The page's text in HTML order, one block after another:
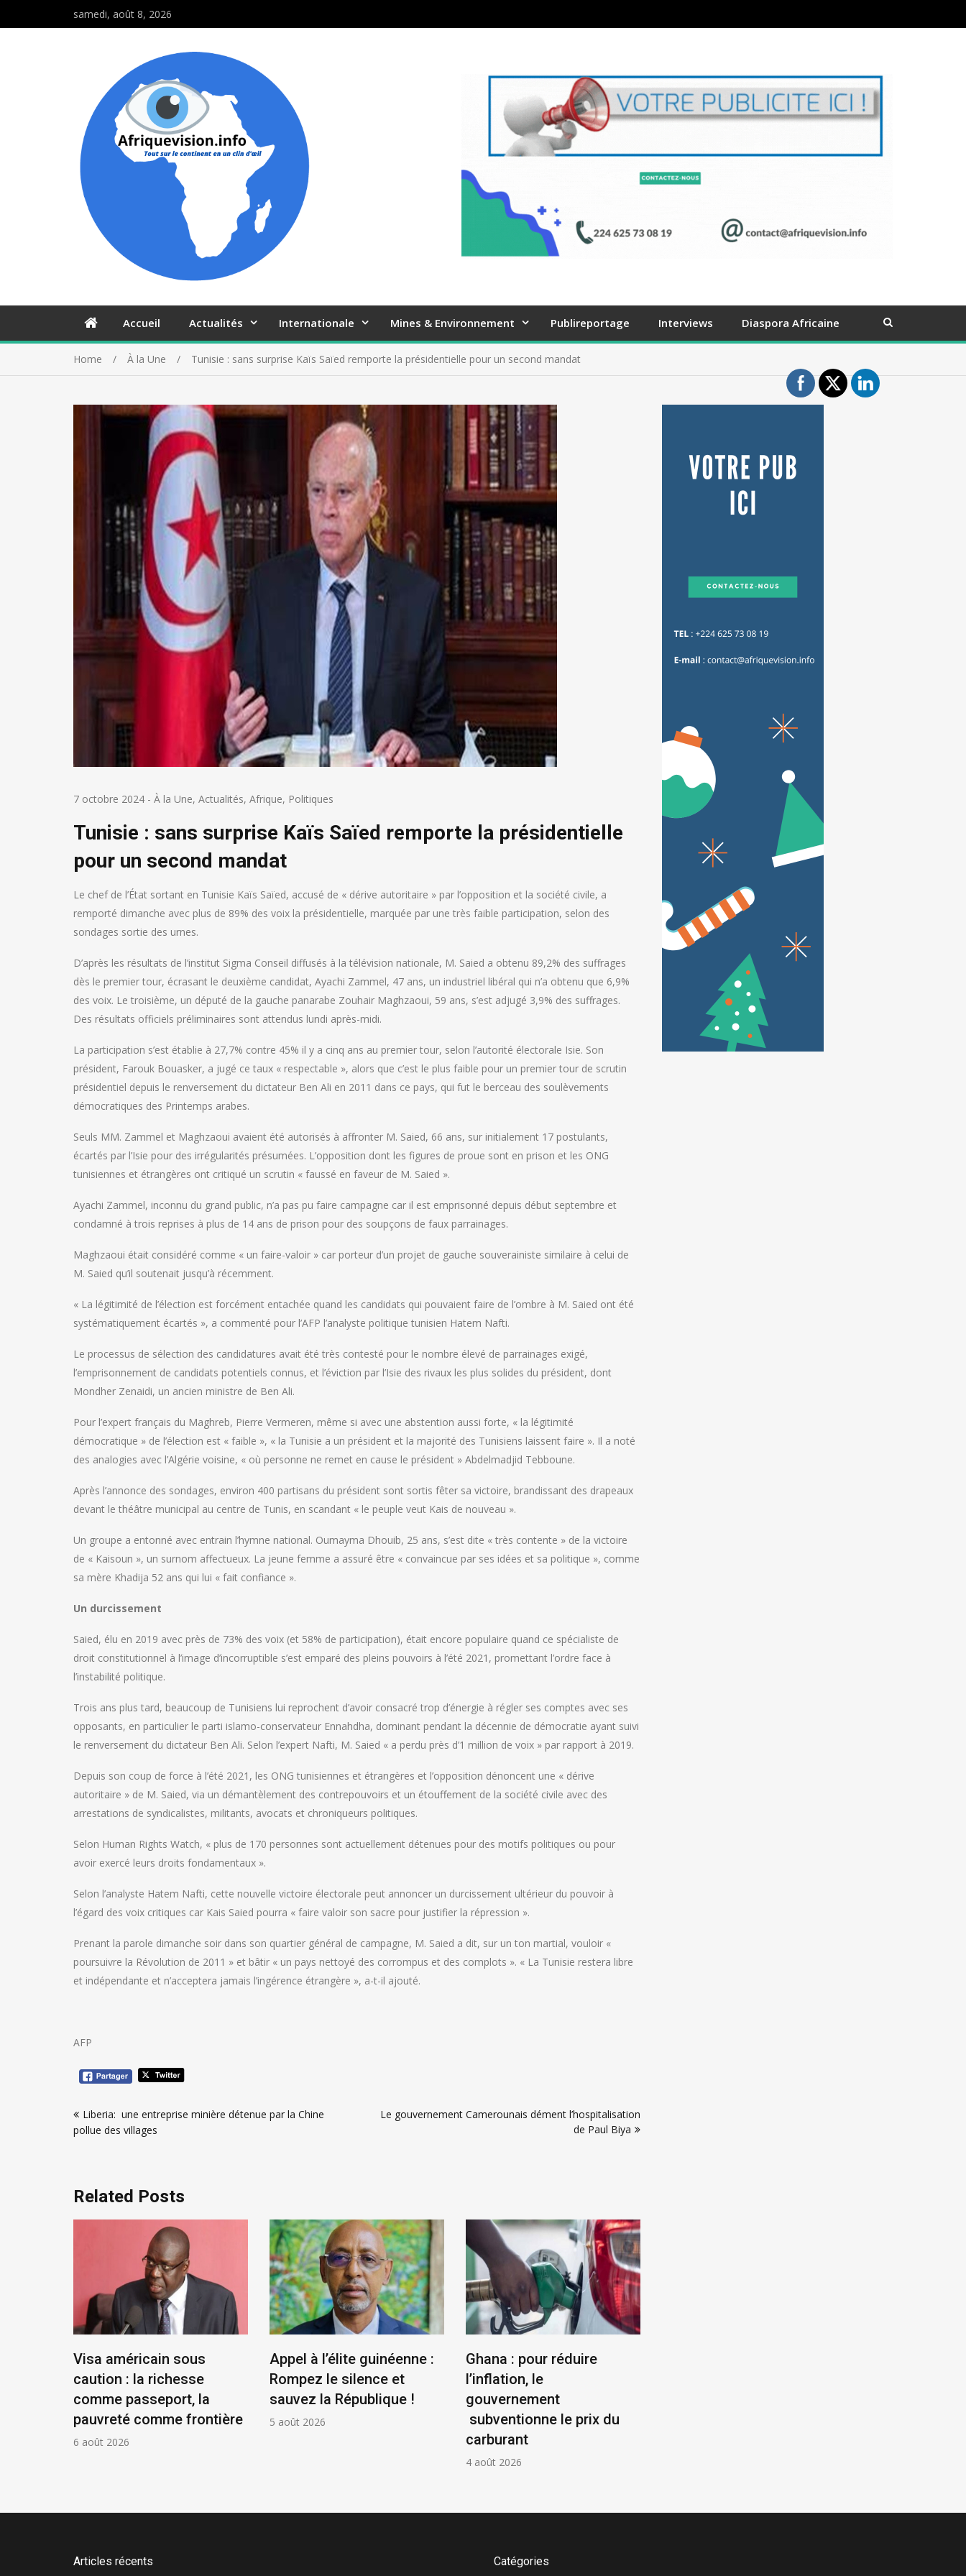
samedi, août 8, 2026
Accueil Actualités Internationale Mines & Environnement Publireportage Interviews Diaspora Africaine
Home À la Une Tunisie : sans surprise Kaïs Saïed remporte la présidentielle pour un second mandat
7 octobre 2024 - À la Une, Actualités, Afrique, Politiques
Tunisie : sans surprise Kaïs Saïed remporte la présidentielle
pour un second mandat
Le chef de l’État sortant en Tunisie Kaïs Saïed, accusé de « dérive autoritaire » par l’opposition et la société civile, a
remporté dimanche avec plus de 89% des voix la présidentielle, marquée par une très faible participation, selon des
sondages sortie des urnes.
D’après les résultats de l’institut Sigma Conseil diffusés à la télévision nationale, M. Saied a obtenu 89,2% des suffrages
dès le premier tour, écrasant le deuxième candidat, Ayachi Zammel, 47 ans, un industriel libéral qui n’a obtenu que 6,9%
des voix. Le troisième, un député de la gauche panarabe Zouhair Maghzaoui, 59 ans, s’est adjugé 3,9% des suffrages.
Des résultats officiels préliminaires sont attendus lundi après-midi.
La participation s’est établie à 27,7% contre 45% il y a cinq ans au premier tour, selon l’autorité électorale Isie. Son
président, Farouk Bouasker, a jugé ce taux « respectable », alors que c’est le plus faible pour un premier tour de scrutin
présidentiel depuis le renversement du dictateur Ben Ali en 2011 dans ce pays, qui fut le berceau des soulèvements
démocratiques des Printemps arabes.
Seuls MM. Zammel et Maghzaoui avaient été autorisés à affronter M. Saied, 66 ans, sur initialement 17 postulants,
écartés par l’Isie pour des irrégularités présumées. L’opposition dont les figures de proue sont en prison et les ONG
tunisiennes et étrangères ont critiqué un scrutin « faussé en faveur de M. Saied ».
Ayachi Zammel, inconnu du grand public, n’a pas pu faire campagne car il est emprisonné depuis début septembre et
condamné à trois reprises à plus de 14 ans de prison pour des soupçons de faux parrainages.
Maghzaoui était considéré comme « un faire-valoir » car porteur d’un projet de gauche souverainiste similaire à celui de
M. Saied qu’il soutenait jusqu’à récemment.
« La légitimité de l’élection est forcément entachée quand les candidats qui pouvaient faire de l’ombre à M. Saied ont été
systématiquement écartés », a commenté pour l’AFP l’analyste politique tunisien Hatem Nafti.
Le processus de sélection des candidatures avait été très contesté pour le nombre élevé de parrainages exigé,
l’emprisonnement de candidats potentiels connus, et l’éviction par l’Isie des rivaux les plus solides du président, dont
Mondher Zenaidi, un ancien ministre de Ben Ali.
Pour l’expert français du Maghreb, Pierre Vermeren, même si avec une abstention aussi forte, « la légitimité
démocratique » de l’élection est « faible », « la Tunisie a un président et la majorité des Tunisiens laissent faire ». Il a noté
des analogies avec l’Algérie voisine, « où personne ne remet en cause le président » Abdelmadjid Tebboune.
Après l’annonce des sondages, environ 400 partisans du président sont sortis fêter sa victoire, brandissant des drapeaux
devant le théâtre municipal au centre de Tunis, en scandant « le peuple veut Kais de nouveau ».
Un groupe a entonné avec entrain l’hymne national. Oumayma Dhouib, 25 ans, s’est dite « très contente » de la victoire
de « Kaisoun », un surnom affectueux. La jeune femme a assuré être « convaincue par ses idées et sa politique », comme
sa mère Khadija 52 ans qui lui « fait confiance ».
Un durcissement
Saied, élu en 2019 avec près de 73% des voix (et 58% de participation), était encore populaire quand ce spécialiste de
droit constitutionnel à l’image d’incorruptible s’est emparé des pleins pouvoirs à l’été 2021, promettant l’ordre face à
l’instabilité politique.
Trois ans plus tard, beaucoup de Tunisiens lui reprochent d’avoir consacré trop d’énergie à régler ses comptes avec ses
opposants, en particulier le parti islamo-conservateur Ennahdha, dominant pendant la décennie de démocratie ayant suivi
le renversement du dictateur Ben Ali. Selon l’expert Nafti, M. Saied « a perdu près d’1 million de voix » par rapport à 2019.
Depuis son coup de force à l’été 2021, les ONG tunisiennes et étrangères et l’opposition dénoncent une « dérive
autoritaire » de M. Saied, via un démantèlement des contrepouvoirs et un étouffement de la société civile avec des
arrestations de syndicalistes, militants, avocats et chroniqueurs politiques.
Selon Human Rights Watch, « plus de 170 personnes sont actuellement détenues pour des motifs politiques ou pour
avoir exercé leurs droits fondamentaux ».
Selon l’analyste Hatem Nafti, cette nouvelle victoire électorale peut annoncer un durcissement ultérieur du pouvoir à
l’égard des voix critiques car Kais Saied pourra « faire valoir son sacre pour justifier la répression ».
Prenant la parole dimanche soir dans son quartier général de campagne, M. Saied a dit, sur un ton martial, vouloir «
poursuivre la Révolution de 2011 » et bâtir « un pays nettoyé des corrompus et des complots ». « La Tunisie restera libre
et indépendante et n’acceptera jamais l’ingérence étrangère », a-t-il ajouté.
AFP
deLiberia: une entreprise minière détenue par la Chine
pollue des villages
Le gouvernement Camerounais dément l’hospitalisation
de Paul Biya
Related Posts
Visa américain sous
caution : la richesse
comme passeport, la
pauvreté comme frontière
6 août 2026
Appel à l’élite guinéenne :
Rompez le silence et
sauvez la République !
5 août 2026
Ghana : pour réduire
l’inflation, le
gouvernement
subventionne le prix du
carburant
4 août 2026
Articles récents Catégories